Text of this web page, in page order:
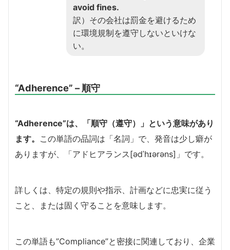
avoid fines.
訳）その会社は罰金を避けるため
に環境規制を遵守しないといけな
い。
“Adherence” – 順守
“Adherence”は、「順守（遵守）」という意味があり
ます。 この単語の品詞は「名詞」で、発音は少し癖が
ありますが、「アドヒアランス[ədˈhɪərəns]」です。
詳しくは、特定の規則や指示、計画などに忠実に従う
こと、または固く守ることを意味します。
この単語も”Compliance”と密接に関連しており、企業